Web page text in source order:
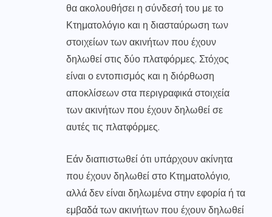
θα ακολουθήσει η σύνδεσή του με το
Κτηματολόγιο και η διασταύρωση των
στοιχείων των ακινήτων που έχουν
δηλωθεί στις δύο πλατφόρμες. Στόχος
είναι ο εντοπισμός και η διόρθωση
αποκλίσεων στα περιγραφικά στοιχεία
των ακινήτων που έχουν δηλωθεί σε
αυτές τις πλατφόρμες.
Εάν διαπιστωθεί ότι υπάρχουν ακίνητα
που έχουν δηλωθεί στο Κτηματολόγιο,
αλλά δεν είναι δηλωμένα στην εφορία ή τα
εμβαδά των ακινήτων που έχουν δηλωθεί